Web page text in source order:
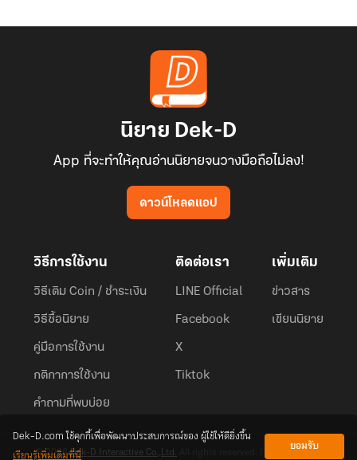
นิยาย Dek-D
App ที่จะทำให้คุณอ่านนิยายจนวางมือถือไม่ลง!
ดาวน์โหลดแอป
วิธีการใช้งาน
วิธีเติม Coin / ชำระเงิน
วิธีซื้อนิยาย
คู่มือการใช้งาน
กติกาการใช้งาน
คำถามที่พบบ่อย
ติดต่อเรา
LINE Official
Facebook
X
Tiktok
เพิ่มเติม
ข่าวสาร
เขียนนิยาย
© 2026Dek-D Interactive Co.,Ltd.
Dek-D.com ใช้คุกกี้เพื่อพัฒนาประสบการณ์ของ ผู้ใช้ให้ดียิ่งขึ้น
เรียนรู้เพิ่มเติมที่นี่
ยอมรับ